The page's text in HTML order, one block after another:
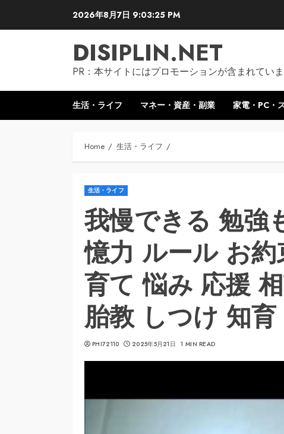
2026年8月7日 9:03:26 PM
DISIPLIN.NET
PR：本サイトにはプロモーションが含まれてい
生活・ライフ マネー・資産・副業 家電・PC・
Home 生活・ライフ
生活・ライフ
我慢できる 勉強
憶力 ルール お
育て 悩み 応援
胎教 しつけ 知育
PHI72110 2025年5月21日 1 MIN READ